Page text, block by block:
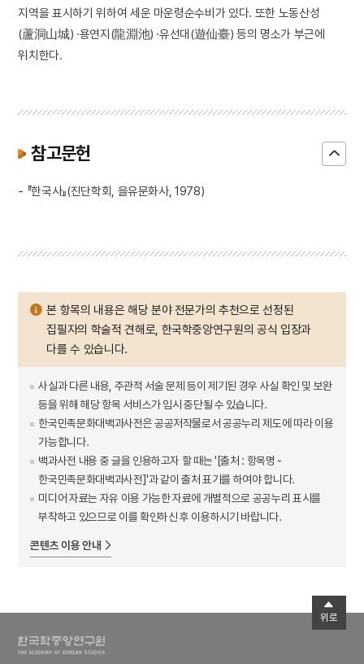
지역을 표시하기 위하여 세운 마운령순수비가 있다. 또한 노동산성
(蘆洞山城) ·용연지(龍淵池) ·유선대(遊仙臺) 등의 명소가 부근에
위치한다.
참고문헌
- 『한국사』(진단학회, 을유문화사, 1978)
본 항목의 내용은 해당 분야 전문가의 추천으로 선정된
집필자의 학술적 견해로, 한국학중앙연구원의 공식 입장과
다를 수 있습니다.
사실과 다른 내용, 주관적 서술 문제 등이 제기된 경우 사실 확인 및 보완
등을 위해 해당 항목 서비스가 임시 중단될 수 있습니다.
한국민족문화대백과사전은 공공저작물로서 공공누리 제도에 따라 이용
가능합니다.
백과사전 내용 중 글을 인용하고자 할 때는 '[출처 : 항목명 -
한국민족문화대백과사전]'과 같이 출처 표기를 하여야 합니다.
미디어 자료는 자유 이용 가능한 자료에 개별적으로 공공누리 표시를
부착하고 있으므로 이를 확인하신 후 이용하시기 바랍니다.
콘텐츠 이용 안내
위로